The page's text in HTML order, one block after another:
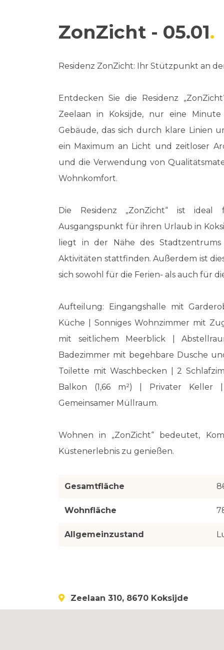
ZonZicht - 05.01
Residenz ZonZicht: Ihr Stützpunkt an
Entdecken Sie die Residenz
Zeelaan in Koksijde, nur eine
Gebäude, das sich durch klare Linien
ein Maximum an Licht und zeitloser
und die Verwendung von
Wohnkomfort.
Die Residenz „ZonZicht“ ist
Ausgangspunkt für ihren Urlaub in
liegt in der Nähe des
Aktivitäten stattfinden. Außerdem ist
sich sowohl für die Ferien- als auch für
Aufteilung: Eingangshalle mit
Küche | Sonniges Wohnzimmer mit
mit seitlichem Meerblick |
Badezimmer mit begehbare Dusche
Toilette mit Waschbecken | 2
Balkon (1,66 m²) | Privater Keller |
Gemeinsamer Müllraum.
Wohnen in „ZonZicht“ bedeutet,
Küstenerlebnis zu genießen.
Gesamtfläche
Wohnfläche
Allgemeinzustand
Zeelaan 310, 8670 Koksijde